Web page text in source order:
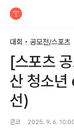
대회 • 공모전/스포츠
[스포츠
산 청소년
선)
콘코 2025. 9. 6.